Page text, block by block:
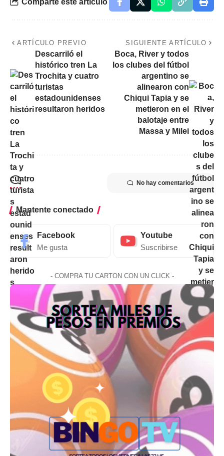
ARTÍCULO PREVIO
Descarriló el
histórico tren La
Trochita y cuatro
turistas
estadounidenses
resultaron heridos
SIGUIENTE ARTÍCULO
Boca, River y todos
los clubes del fútbol
argentino se
alinearon con
Chiqui Tapia y se
metieron en el
balotaje entre
Massa y Milei
No hay comentarios
Mantente conectado
Facebook
Me gusta
Youtube
Suscribirse
- COMPRA TU CARTON CON UN CLICK -